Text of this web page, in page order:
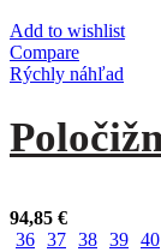
Add to wishlist
Compare
Rýchly náhľad
94,85 €
36 37 38 39 40